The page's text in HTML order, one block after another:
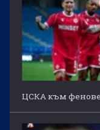
ЦСКА към